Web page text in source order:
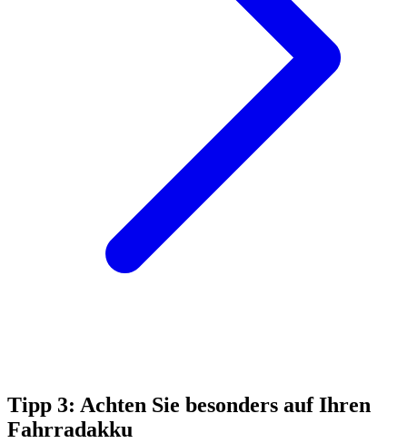
Tipp 3: Achten Sie besonders auf Ihren
Fahrradakku